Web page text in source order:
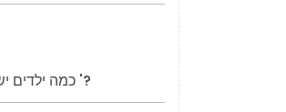
כמה ילדים יש לבנדיקט קמברבאץ '?